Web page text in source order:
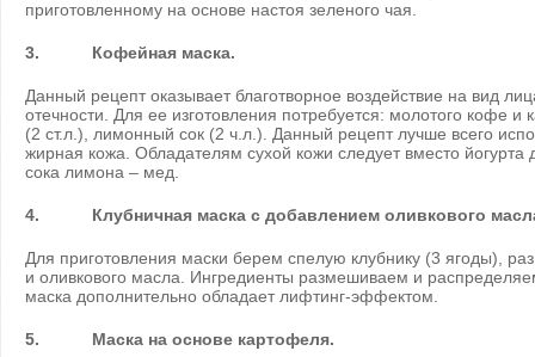
приготовленному на основе настоя зеленого чая.
3. Кофейная маска.
Данный рецепт оказывает благотворное воздействие на вид
отечности. Для ее изготовления потребуется: молотого кофе и
(2 ст.л.), лимонный сок (2 ч.л.). Данный рецепт лучше всего
жирная кожа. Обладателям сухой кожи следует вместо
сока лимона – мед.
4. Клубничная маска с добавлением оливкового
Для приготовления маски берем спелую клубнику (3 ягоды),
и оливкового масла. Ингредиенты размешиваем и
маска дополнительно обладает лифтинг-эффектом.
5. Маска на основе картофеля.